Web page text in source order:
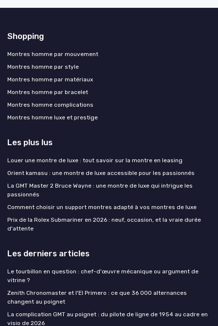
Shopping
Montres homme par mouvement
Montres homme par style
Montres homme par matériaux
Montres homme par bracelet
Montres homme complications
Montres homme luxe et prestige
Les plus lus
Louer une montre de luxe : tout savoir sur la montre en leasing
Orient kamasu : une montre de luxe accessible pour les passionnés
La GMT Master 2 Bruce Wayne : une montre de luxe qui intrigue les
passionnés
Comment choisir un support montres adapté à vos montres de luxe
Prix de la Rolex Submariner en 2026 : neuf, occasion, et la vraie durée
d'attente
Les derniers articles
Le tourbillon en question : chef-d'œuvre mécanique ou argument de
vitrine ?
Zenith Chronomaster et l'El Primero : ce que 36 000 alternances
changent au poignet
La complication GMT au poignet : du pilote de ligne de 1954 au cadre en
visio de 2026